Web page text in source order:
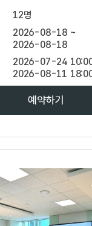
12명
2026-08-18 ~
2026-08-18
2026-07-24
2026-08-11
예약하기